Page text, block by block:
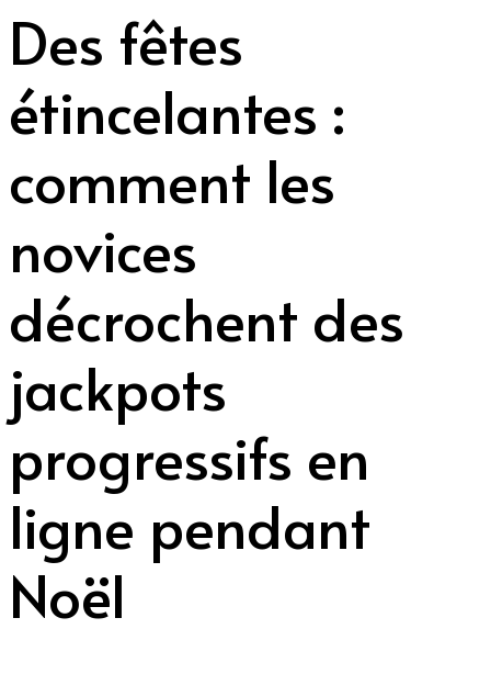
Des fêtes
étincelantes :
comment les
novices
décrochent des
jackpots
progressifs en
ligne pendant
Noël